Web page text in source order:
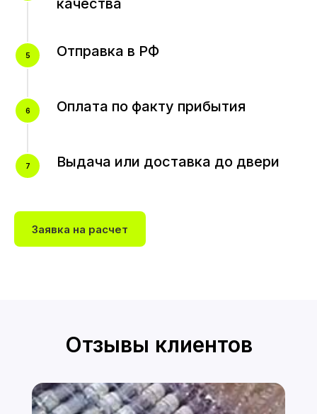
качества
Отправка в РФ
Оплата по факту прибытия
Выдача или доставка до двери
Заявка на расчет
Отзывы клиентов